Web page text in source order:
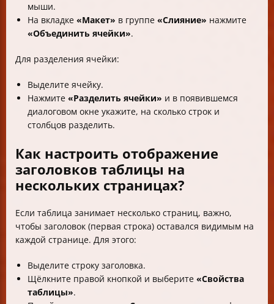
мыши.
На вкладке «Макет» в группе «Слияние» нажмите
«Объединить ячейки».
Для разделения ячейки:
Выделите ячейку.
Нажмите «Разделить ячейки» и в появившемся
диалоговом окне укажите, на сколько строк и
столбцов разделить.
Как настроить отображение
заголовков таблицы на
нескольких страницах?
Если таблица занимает несколько страниц, важно,
чтобы заголовок (первая строка) оставался видимым на
каждой странице. Для этого:
Выделите строку заголовка.
Щёлкните правой кнопкой и выберите «Свойства
таблицы».